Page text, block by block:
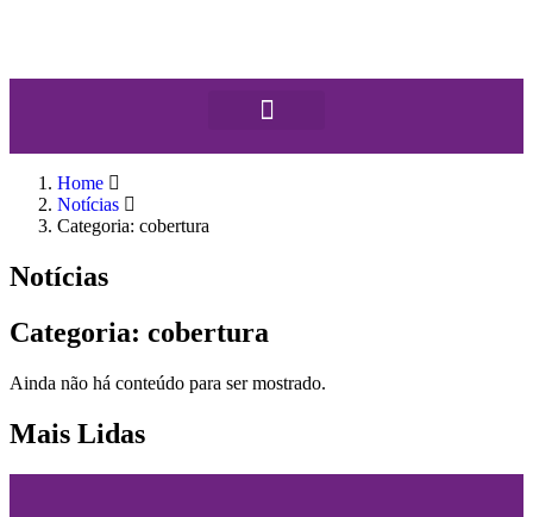
Home
Notícias
Categoria: cobertura
Notícias
Categoria: cobertura
Ainda não há conteúdo para ser mostrado.
Mais Lidas